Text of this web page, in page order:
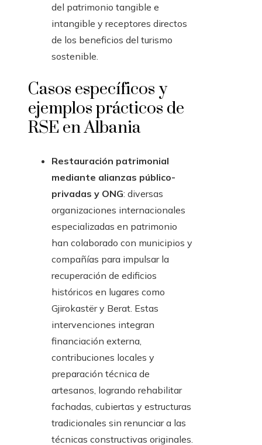
del patrimonio tangible e
intangible y receptores directos
de los beneficios del turismo
sostenible.
Casos específicos y
ejemplos prácticos de
RSE en Albania
Restauración patrimonial
mediante alianzas público-
privadas y ONG: diversas
organizaciones internacionales
especializadas en patrimonio
han colaborado con municipios y
compañías para impulsar la
recuperación de edificios
históricos en lugares como
Gjirokastër y Berat. Estas
intervenciones integran
financiación externa,
contribuciones locales y
preparación técnica de
artesanos, logrando rehabilitar
fachadas, cubiertas y estructuras
tradicionales sin renunciar a las
técnicas constructivas originales.